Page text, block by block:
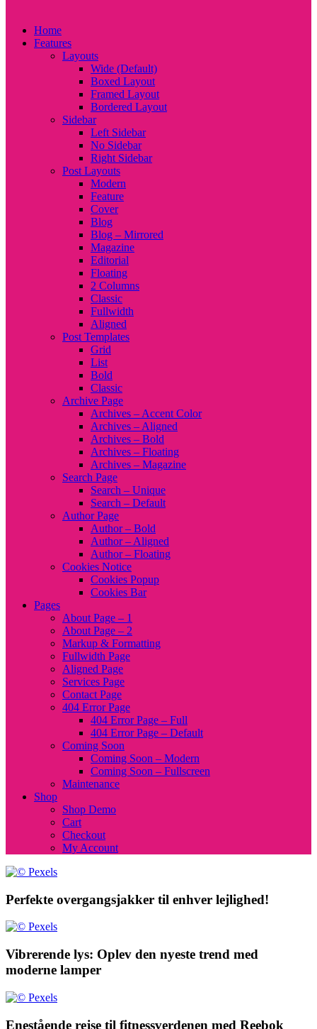
Home
Features
Layouts
Wide (Default)
Boxed Layout
Framed Layout
Bordered Layout
Sidebar
Left Sidebar
No Sidebar
Right Sidebar
Post Layouts
Modern
Feature
Cover
Blog
Blog – Mirrored
Magazine
Editorial
Floating
2 Columns
Classic
Fullwidth
Aligned
Post Templates
Grid
List
Bold
Classic
Archive Page
Archives – Accent Color
Archives – Aligned
Archives – Bold
Archives – Floating
Archives – Magazine
Search Page
Search – Unique
Search – Default
Author Page
Author – Bold
Author – Aligned
Author – Floating
Cookies Notice
Cookies Popup
Cookies Bar
Pages
About Page – 1
About Page – 2
Markup & Formatting
Fullwidth Page
Aligned Page
Services Page
Contact Page
404 Error Page
404 Error Page – Full
404 Error Page – Default
Coming Soon
Coming Soon – Modern
Coming Soon – Fullscreen
Maintenance
Shop
Shop Demo
Cart
Checkout
My Account
Perfekte overgangsjakker til enhver lejlighed!
Vibrerende lys: Oplev den nyeste trend med
moderne lamper
Enestående rejse til fitnessverdenen med Reebok